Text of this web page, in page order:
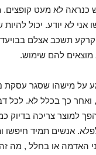
כנראה לא מעט קופצים.
אני לא יודע. יכול
תשכב אצלם
להם שימוש.
מישהו שסגר עסקת
ואחר כך בכלל לא. לכל
למוצר צריכה בדיוק
אנשים תמיד חיפשו
האדמה או בחלל , מה